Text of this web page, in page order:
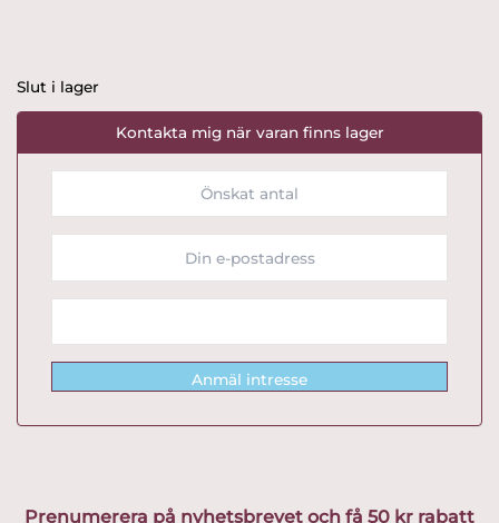
Slut i lager
Kontakta mig när varan finns lager
Anmäl intresse
Prenumerera på nyhetsbrevet och få 50 kr rabatt